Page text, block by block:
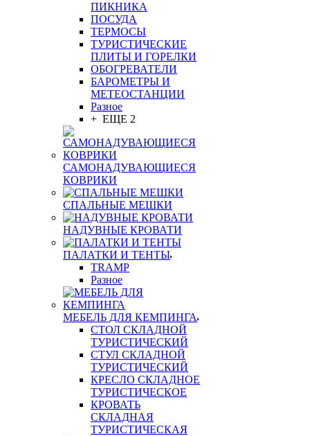
ПИКНИКА
ПОСУДА
ТЕРМОСЫ
ТУРИСТИЧЕСКИЕ
ПЛИТЫ И ГОРЕЛКИ
ОБОГРЕВАТЕЛИ
БАРОМЕТРЫ И
МЕТЕОСТАНЦИИ
Разное
+ ЕЩЕ 2
САМОНАДУВАЮЩИЕСЯ
КОВРИКИ
СПАЛЬНЫЕ МЕШКИ
НАДУВНЫЕ КРОВАТИ
ПАЛАТКИ И ТЕНТЫ
TRAMP
Разное
МЕБЕЛЬ ДЛЯ КЕМПИНГА
СТОЛ СКЛАДНОЙ
ТУРИСТИЧЕСКИЙ
СТУЛ СКЛАДНОЙ
ТУРИСТИЧЕСКИЙ
КРЕСЛО СКЛАДНОЕ
ТУРИСТИЧЕСКОЕ
КРОВАТЬ
СКЛАДНАЯ
ТУРИСТИЧЕСКАЯ